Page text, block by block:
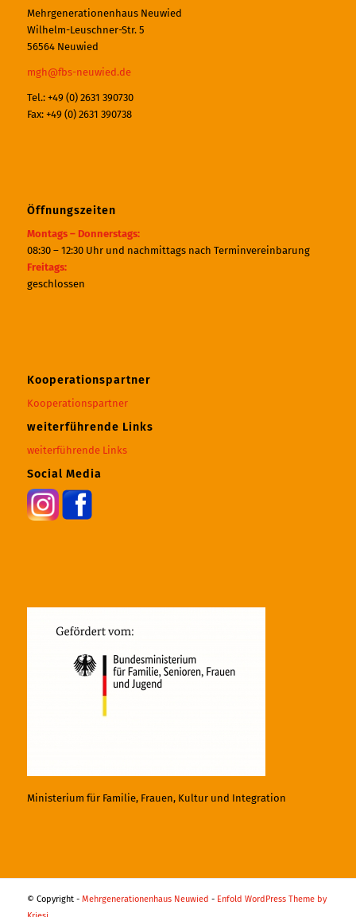
Mehrgenerationenhaus Neuwied
Wilhelm-Leuschner-Str. 5
56564 Neuwied
mgh@fbs-neuwied.de
Tel.: +49 (0) 2631 390730
Fax: +49 (0) 2631 390738
Öffnungszeiten
Montags – Donnerstags:
08:30 – 12:30 Uhr und nachmittags nach Terminvereinbarung
Freitags:
geschlossen
Kooperationspartner
Kooperationspartner
weiterführende Links
weiterführende Links
Social Media
Ministerium für Familie, Frauen, Kultur und Integration
© Copyright - Mehrgenerationenhaus Neuwied - Enfold WordPress Theme by